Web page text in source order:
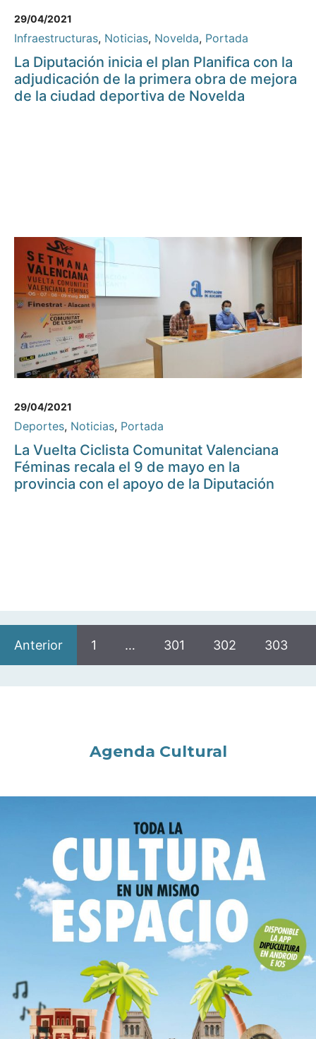
29/04/2021
Infraestructuras, Noticias, Novelda, Portada
La Diputación inicia el plan Planifica con la
adjudicación de la primera obra de mejora
de la ciudad deportiva de Novelda
29/04/2021
Deportes, Noticias, Portada
La Vuelta Ciclista Comunitat Valenciana
Féminas recala el 9 de mayo en la
provincia con el apoyo de la Diputación
Anterior 1 … 301 302 303
Agenda Cultural